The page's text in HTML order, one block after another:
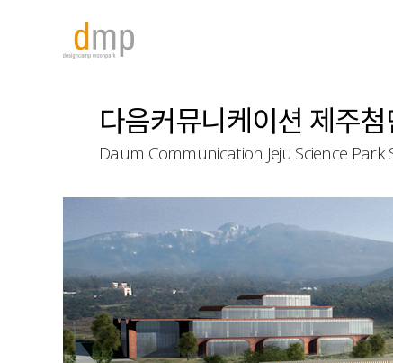
다음커뮤니케이션 제주
Daum Communication Jeju Science Park